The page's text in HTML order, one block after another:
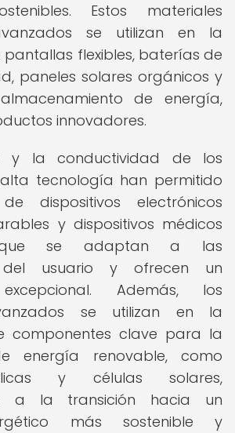
Estos materiales
se utilizan en la
flexibles, baterías de
paneles solares orgánicos y
de energía,
innovadores.
y la conductividad de los
tecnología han permitido
dispositivos electrónicos
y dispositivos médicos
que se adaptan a las
del usuario y ofrecen un
Además, los
se utilizan en la
componentes clave para la
energía renovable, como
y células solares,
a la transición hacia un
más sostenible y